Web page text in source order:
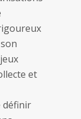
et
définir